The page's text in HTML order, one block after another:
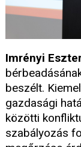
Imrényi
beszélt.
gazdasági
közötti
szabályozás